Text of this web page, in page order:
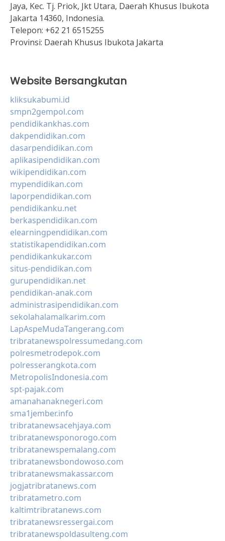
Jaya, Kec. Tj. Priok, Jkt Utara, Daerah Khusus Ibukota
Jakarta 14360, Indonesia.
Telepon: +62 21 6515255
Provinsi: Daerah Khusus Ibukota Jakarta
Website Bersangkutan
kliksukabumi.id
smpn2gempol.com
pendidikankhas.com
dakpendidikan.com
dasarpendidikan.com
aplikasipendidikan.com
wikipendidikan.com
mypendidikan.com
laporpendidikan.com
pendidikanku.net
berkaspendidikan.com
elearningpendidikan.com
statistikapendidikan.com
pendidikankukar.com
situs-pendidikan.com
gurupendidikan.net
pendidikan-anak.com
administrasipendidikan.com
sekolahalamalkarim.com
LapAspeMudaTangerang.com
tribratanewspolressumedang.com
polresmetrodepok.com
polresserangkota.com
MetropolisIndonesia.com
spt-pajak.com
amanahanaknegeri.com
sma1jember.info
tribratanewsacehjaya.com
tribratanewsponorogo.com
tribratanewspemalang.com
tribratanewsbondowoso.com
tribratanewsmakassar.com
jogjatribratanews.com
tribratametro.com
kaltimtribratanews.com
tribratanewsressergai.com
tribratanewspoldasulteng.com